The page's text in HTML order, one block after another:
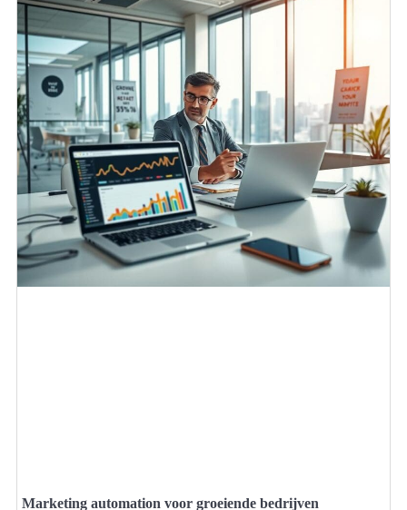
Marketing automation voor groeiende bedrijven